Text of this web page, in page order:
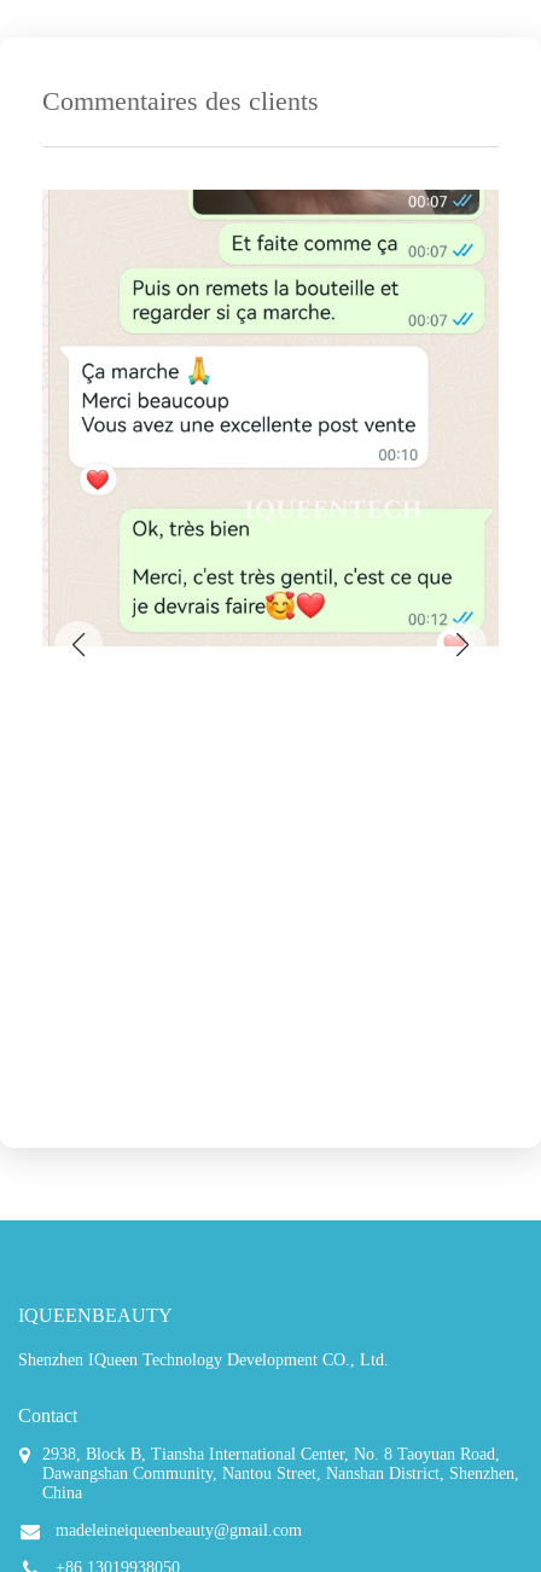
Commentaires des clients
IQUEENBEAUTY
Shenzhen IQueen Technology Development CO., Ltd.
Contact
2938, Block B, Tiansha International Center, No. 8 Taoyuan Road,
Dawangshan Community, Nantou Street, Nanshan District, Shenzhen,
China
madeleineiqueenbeauty@gmail.com
+86 13019938050